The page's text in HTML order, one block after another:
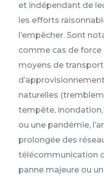
et indépendant de
les efforts
l’empêcher. Sont
comme cas de force
moyens de
naturelles
tempête,
ou une pandémie,
prolongée des
télécommunication
panne majeure ou